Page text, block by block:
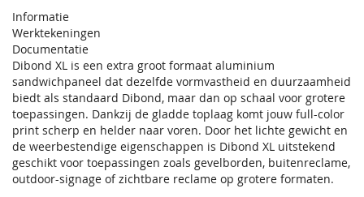
Informatie
Werktekeningen
Documentatie
Dibond XL is een extra groot formaat aluminium
sandwichpaneel dat dezelfde vormvastheid en duurzaamheid
biedt als standaard Dibond, maar dan op schaal voor grotere
toepassingen. Dankzij de gladde toplaag komt jouw full-color
print scherp en helder naar voren. Door het lichte gewicht en
de weerbestendige eigenschappen is Dibond XL uitstekend
geschikt voor toepassingen zoals gevelborden, buitenreclame,
outdoor-signage of zichtbare reclame op grotere formaten.